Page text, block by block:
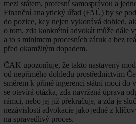
mezi státem, profesní samosprávou a
Finanční analytický úřad (FAÚ) by se
do pozice, kdy nejen vykonává dohled,
o tom, zda konkrétní advokát může dále
a to s minimem procesních záruk a bez
před okamžitým dopadem.
ČAK upozorňuje, že takto nastavený
od nepřímého dohledu prostřednictvím
směrem k přímé ingerenci státní moci do
se otevírá otázka, zda navržená úprava
rámci, nebo jej již překračuje, a zda je
nezávislosti advokacie jako jedné z
na spravedlivý proces.